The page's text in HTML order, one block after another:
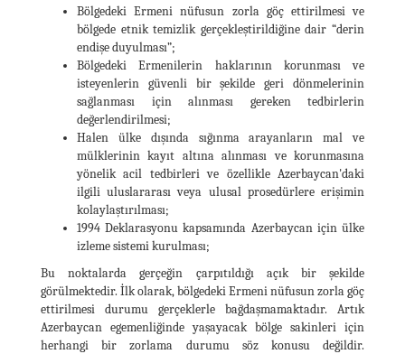
Bölgedeki Ermeni nüfusun zorla göç ettirilmesi ve
bölgede etnik temizlik gerçekleştirildiğine dair “derin
endişe duyulması”;
Bölgedeki Ermenilerin haklarının korunması ve
isteyenlerin güvenli bir şekilde geri dönmelerinin
sağlanması için alınması gereken tedbirlerin
değerlendirilmesi;
Halen ülke dışında sığınma arayanların mal ve
mülklerinin kayıt altına alınması ve korunmasına
yönelik acil tedbirleri ve özellikle Azerbaycan'daki
ilgili uluslararası veya ulusal prosedürlere erişimin
kolaylaştırılması;
1994 Deklarasyonu kapsamında Azerbaycan için ülke
izleme sistemi kurulması;
Bu noktalarda gerçeğin çarpıtıldığı açık bir şekilde
görülmektedir. İlk olarak, bölgedeki Ermeni nüfusun zorla göç
ettirilmesi durumu gerçeklerle bağdaşmamaktadır. Artık
Azerbaycan egemenliğinde yaşayacak bölge sakinleri için
herhangi bir zorlama durumu söz konusu değildir.